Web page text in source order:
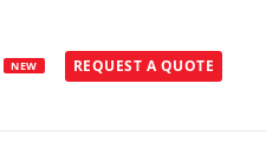
NEW REQUEST A QUOTE